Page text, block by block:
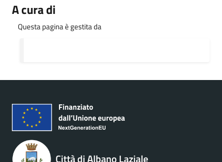
A cura di
Questa pagina è gestita da
Città di Albano Laziale